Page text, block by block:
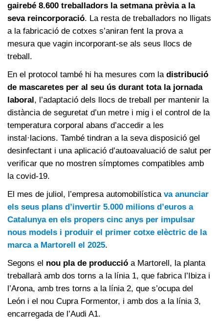
gairebé 8.600 treballadors la setmana prèvia a la
seva reincorporació. La resta de treballadors no lligats
a la fabricació de cotxes s’aniran fent la prova a
mesura que vagin incorporant-se als seus llocs de
treball.
En el protocol també hi ha mesures com la distribució
de mascaretes per al seu ús durant tota la jornada
laboral, l’adaptació dels llocs de treball per mantenir la
distància de seguretat d’un metre i mig i el control de la
temperatura corporal abans d’accedir a les
instal·lacions. També tindran a la seva disposició gel
desinfectant i una aplicació d’autoavaluació de salut per
verificar que no mostren símptomes compatibles amb
la covid-19.
El mes de juliol, l’empresa automobilística va anunciar
els seus plans d’invertir 5.000 milions d’euros a
Catalunya en els propers cinc anys per impulsar
nous models i produir el primer cotxe elèctric de la
marca a Martorell el 2025.
Segons el nou pla de producció a Martorell, la planta
treballarà amb dos torns a la línia 1, que fabrica l’Ibiza i
l’Arona, amb tres torns a la línia 2, que s’ocupa del
León i el nou Cupra Formentor, i amb dos a la línia 3,
encarregada de l’Audi A1.